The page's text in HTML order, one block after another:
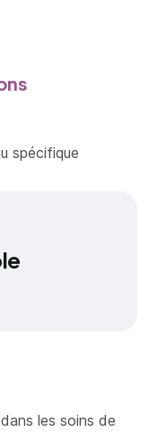
spécifique
les soins de